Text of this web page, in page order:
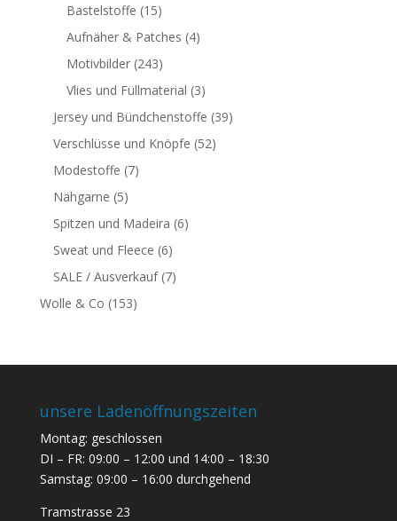
Bastelstoffe (15)
Aufnäher & Patches (4)
Motivbilder (243)
Vlies und Füllmaterial (3)
Jersey und Bündchenstoffe (39)
Verschlüsse und Knöpfe (52)
Modestoffe (7)
Nähgarne (5)
Spitzen und Madeira (6)
Sweat und Fleece (6)
SALE / Ausverkauf (7)
Wolle & Co (153)
unsere Ladenöffnungszeiten
Montag: geschlossen
DI – FR: 09:00 – 12:00 und 14:00 – 18:30
Samstag: 09:00 – 16:00 durchgehend
Tramstrasse 23